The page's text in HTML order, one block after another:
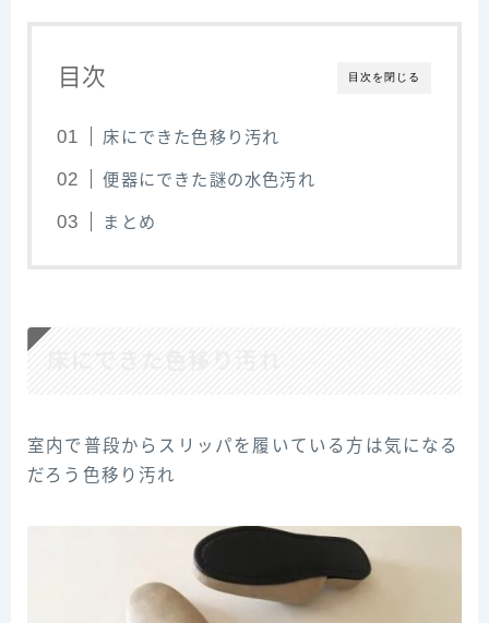
目次を閉じる
目次
床にできた色移り汚れ
便器にできた謎の水色汚れ
まとめ
室内で普段からスリッパを履いている方は気になる
だろう色移り汚れ